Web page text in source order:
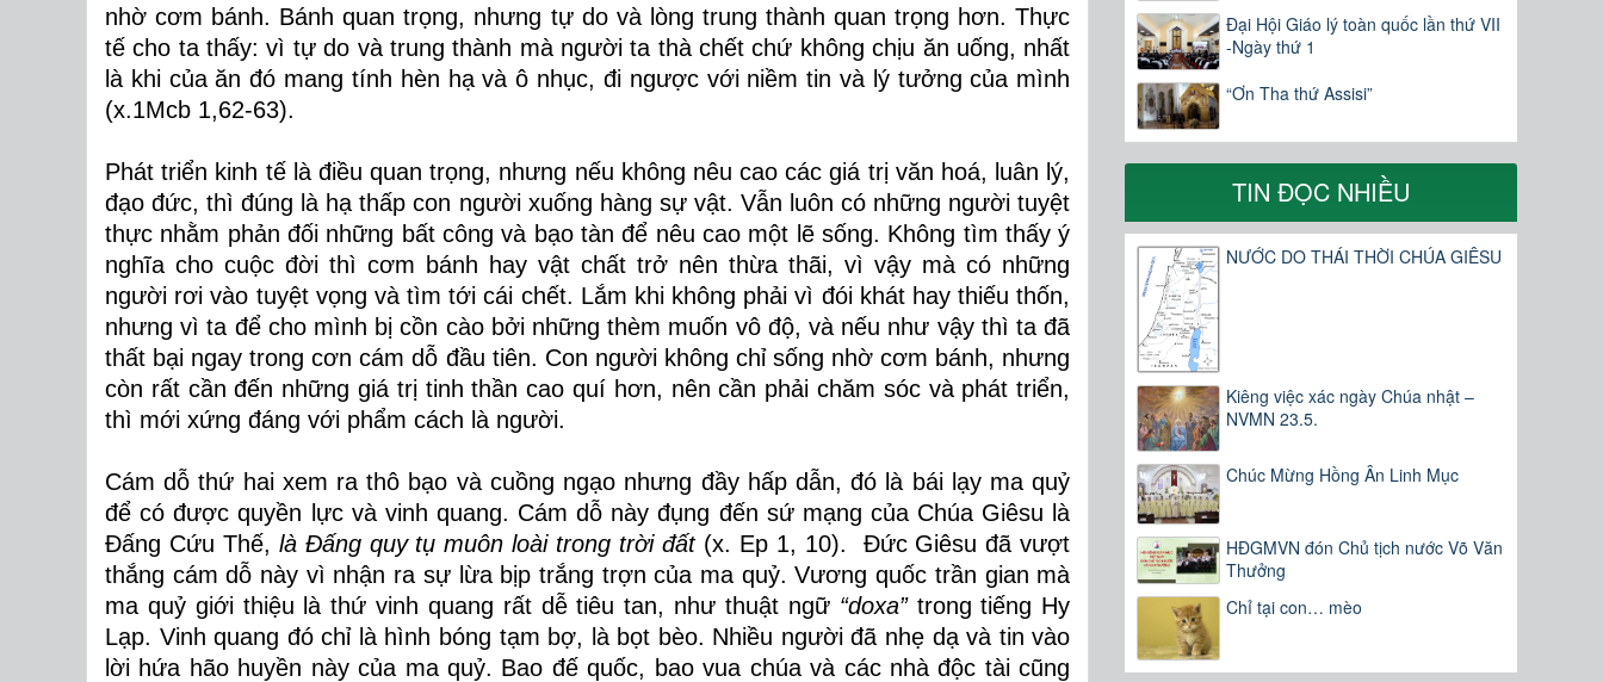
nhờ cơm bánh. Bánh quan trọng, nhưng tự do và lòng trung thành quan trọng hơn. Thực
tế cho ta thấy: vì tự do và trung thành mà người ta thà chết chứ không chịu ăn uống, nhất
là khi của ăn đó mang tính hèn hạ và ô nhục, đi ngược với niềm tin và lý tưởng của mình
(x.1Mcb 1,62-63).
Phát triển kinh tế là điều quan trọng, nhưng nếu không nêu cao các giá trị văn hoá, luân lý,
đạo đức, thì đúng là hạ thấp con người xuống hàng sự vật. Vẫn luôn có những người tuyệt
thực nhằm phản đối những bất công và bạo tàn để nêu cao một lẽ sống. Không tìm thấy ý
nghĩa cho cuộc đời thì cơm bánh hay vật chất trở nên thừa thãi, vì vậy mà có những
người rơi vào tuyệt vọng và tìm tới cái chết. Lắm khi không phải vì đói khát hay thiếu thốn,
nhưng vì ta để cho mình bị cồn cào bởi những thèm muốn vô độ,và nếu như vậy thì ta đã
thất bại ngay trong cơn cám dỗ đầu tiên. Con người không chỉ sống nhờ cơm bánh, nhưng
còn rất cần đến những giá trị tinh thần cao quí hơn, nên cần phải chăm sóc và phát triển,
thì mới xứng đáng với phẩm cách là người.
Cám dỗ thứ hai xem ra thô bạo và cuồng ngạo nhưng đầy hấp dẫn, đó là bái lạy ma quỷ
để có được quyền lực và vinh quang. Cám dỗ này đụng đến sứ mạng của Chúa Giêsu là
Đấng Cứu Thế, là Đấng quy tụ muôn loài trong trời đất (x. Ep 1, 10). Đức Giêsu đã vượt
thắng cám dỗ này vì nhận ra sự lừa bịp trắng trợn của ma quỷ.Vương quốc trần gian mà
ma quỷ giới thiệu là thứ vinh quang rất dễ tiêu tan, như thuật ngữ “doxa”trong tiếng Hy
Lạp. Vinh quang đó chỉ là hình bóng tạm bợ, là bọt bèo. Nhiều người đã nhẹ dạ và tin vào
lời hứa hão huyền này của ma quỷ. Bao đế quốc, bao vua chúa và các nhà độc tài cũng
Đại Hội Giáo lý toàn quốc lần thứ VII
-Ngày thứ 1
“Ơn Tha thứ Assisi”
TIN ĐỌC NHIỀU
NƯỚC DO THÁI THỜI CHÚA GIÊSU
Kiêng việc xác ngày Chúa nhật –
NVMN 23.5.
Chúc Mừng Hồng Ân Linh Mục
HĐGMVN đón Chủ tịch nước Võ Văn
Thưởng
Chỉ tại con… mèo